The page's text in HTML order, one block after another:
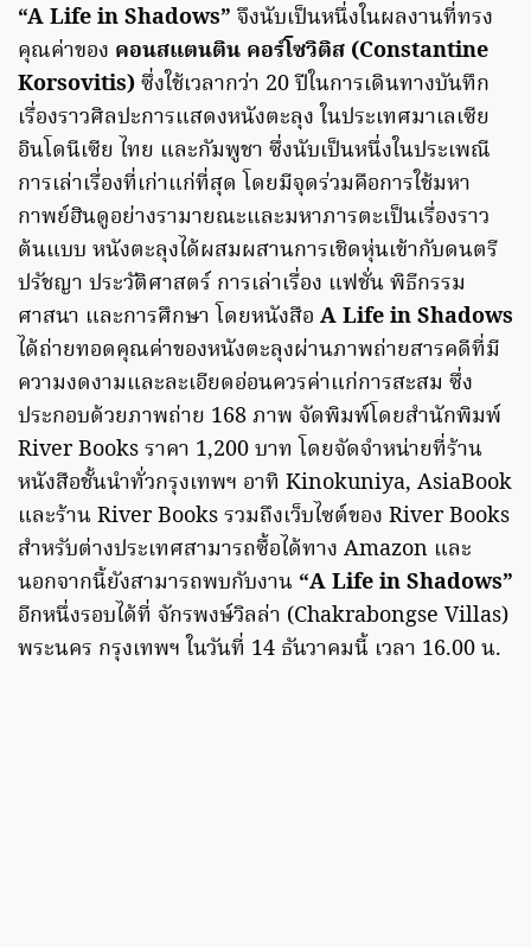
“A Life in Shadows” จึงนับเป็นหนึ่งในผลงานที่ทรง
คุณค่าของ คอนสแตนติน คอร์โซวิติส (Constantine
Korsovitis)ซึ่งใช้เวลากว่า 20 ปีในการเดินทางบันทึก
เรื่องราวศิลปะการแสดงหนังตะลุง ในประเทศมาเลเซีย
อินโดนีเซีย ไทย และกัมพูชา ซึ่งนับเป็นหนึ่งในประเพณี
การเล่าเรื่องที่เก่าแก่ที่สุด โดยมีจุดร่วมคือการใช้มหา
กาพย์ฮินดูอย่างรามายณะและมหาภารตะเป็นเรื่องราว
ต้นแบบ หนังตะลุงได้ผสมผสานการเชิดหุ่นเข้ากับดนตรี
ปรัชญา ประวัติศาสตร์ การเล่าเรื่อง แฟชั่น พิธีกรรม
ศาสนา และการศึกษา โดยหนังสือ A Life in Shadows
ได้ถ่ายทอดคุณค่าของหนังตะลุงผ่านภาพถ่ายสารคดีที่มี
ความงดงามและละเอียดอ่อนควรค่าแก่การสะสม ซึ่ง
ประกอบด้วยภาพถ่าย 168 ภาพ จัดพิมพ์โดยสำนักพิมพ์
River Books ราคา 1,200 บาท โดยจัดจำหน่ายที่ร้าน
หนังสือชั้นนำทั่วกรุงเทพฯ อาทิ Kinokuniya, AsiaBook
และร้าน River Books รวมถึงเว็บไซต์ของ River Books
สำหรับต่างประเทศสามารถซื้อได้ทาง Amazon และ
นอกจากนี้ยังสามารถพบกับงาน “A Life in Shadows”
อีกหนึ่งรอบได้ที่ จักรพงษ์วิลล่า (Chakrabongse Villas)
พระนคร กรุงเทพฯ ในวันที่ 14 ธันวาคมนี้ เวลา 16.00 น.